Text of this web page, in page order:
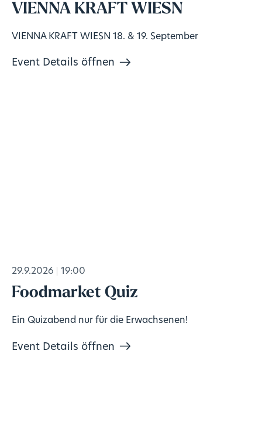
VIENNA KRAFT WIESN
VIENNA KRAFT WIESN 18. & 19. September
Event Details öffnen
29.9.2026 19:00
Foodmarket Quiz
Ein Quizabend nur für die Erwachsenen!
Event Details öffnen